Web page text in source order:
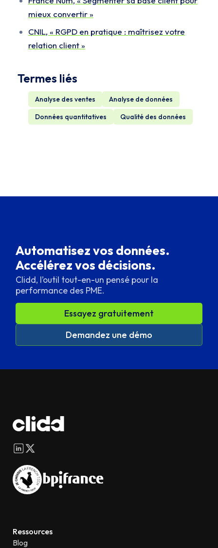
mieux convertir »
CNIL, « RGPD en pratique : maîtrisez votre
relation client »
Termes liés
Analyse des ventes
Analyse de données
Données quantitatives
Qualité des données
Automatisez vos données.
Accélérez vos décisions.
Clidd, l’outil tout-en-un pensé pour la
performance des PME.
Essayez gratuitement
Demandez une démo
Ressources
Blog